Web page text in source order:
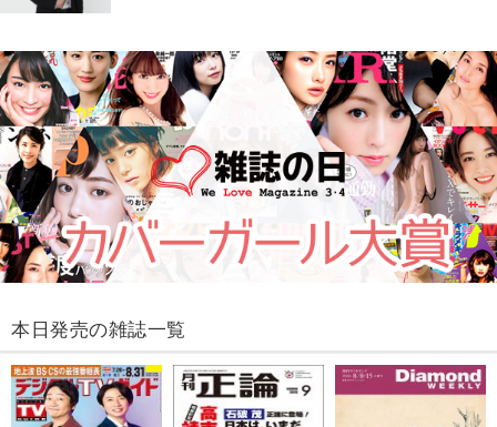
本日発売の雑誌一覧